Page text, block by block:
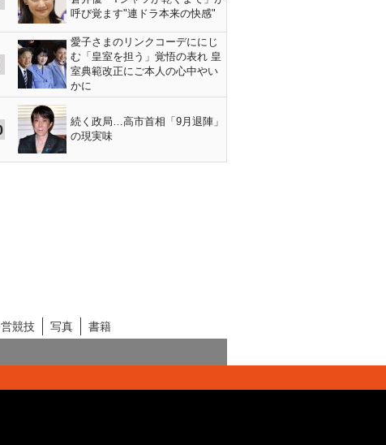
呼び覚ます"連ドラ本来の快感"
愛子さまのリンクコーデににじ
む「皇室を担う」覚悟の表れ 皇
室典範改正にご本人の心中やい
かに
続く政局…高市首相「9月退陣」
の現実味
競技 写真
書籍